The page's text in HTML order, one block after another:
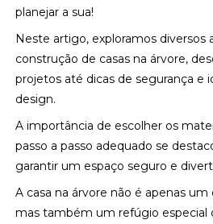
planejar a sua!
Neste artigo, exploramos diversos
construção de casas na árvore,
projetos até dicas de segurança e
design.
A importância de escolher os
passo a passo adequado se
garantir um espaço seguro e
A casa na árvore não é apenas um
mas também um refúgio especial